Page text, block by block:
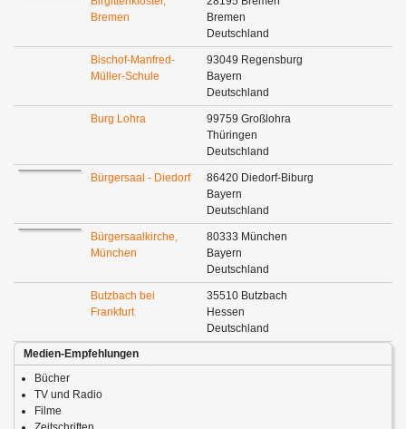
Bremen
Bremen
Deutschland
Bischof-Manfred-
Müller-Schule
93049 Regensburg
Bayern
Deutschland
Burg Lohra
99759 Großlohra
Thüringen
Deutschland
Bürgersaal - Diedorf
86420 Diedorf-Biburg
Bayern
Deutschland
Bürgersaalkirche,
München
80333 München
Bayern
Deutschland
Butzbach bei
Frankfurt
35510 Butzbach
Hessen
Deutschland
Medien-Empfehlungen
Bücher
TV und Radio
Filme